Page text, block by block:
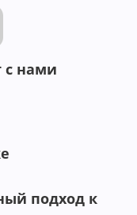
с нами
подход к